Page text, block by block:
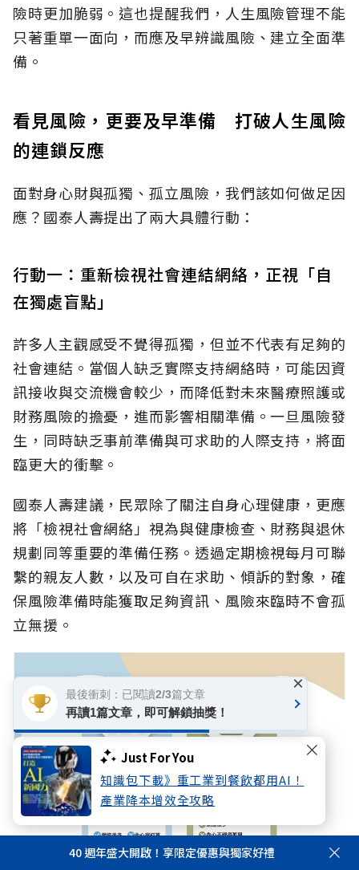
Just For You
知識包下載》重工業到餐飲都用AI！
產業降本增效全攻略
險時更加脆弱。這也提醒我們，人生風險管理不能
只著重單一面向，而應及早辨識風險、建立全面準
備。
看見風險，更要及早準備 打破人生風險
的連鎖反應
面對身心財與孤獨、孤立風險，我們該如何做足因
應？國泰人壽提出了兩大具體行動：
行動一：重新檢視社會連結網絡，正視「自
在獨處盲點」
許多人主觀感受不覺得孤獨，但並不代表有足夠的
社會連結。當個人缺乏實際支持網絡時，可能因資
訊接收與交流機會較少，而降低對未來醫療照護或
財務風險的擔憂，進而影響相關準備。一旦風險發
生，同時缺乏事前準備與可求助的人際支持，將面
臨更大的衝擊。
國泰人壽建議，民眾除了關注自身心理健康，更應
將「檢視社會網絡」視為與健康檢查、財務與退休
規劃同等重要的準備任務。透過定期檢視每月可聯
繫的親友人數，以及可自在求助、傾訴的對象，確
保風險準備時能獲取足夠資訊、風險來臨時不會孤
立無援。
40 週年盛大開啟！享限定優惠與獨家好禮
最後衝刺：已閱讀2/3篇文章
再讀1篇文章，即可解鎖抽獎！
×